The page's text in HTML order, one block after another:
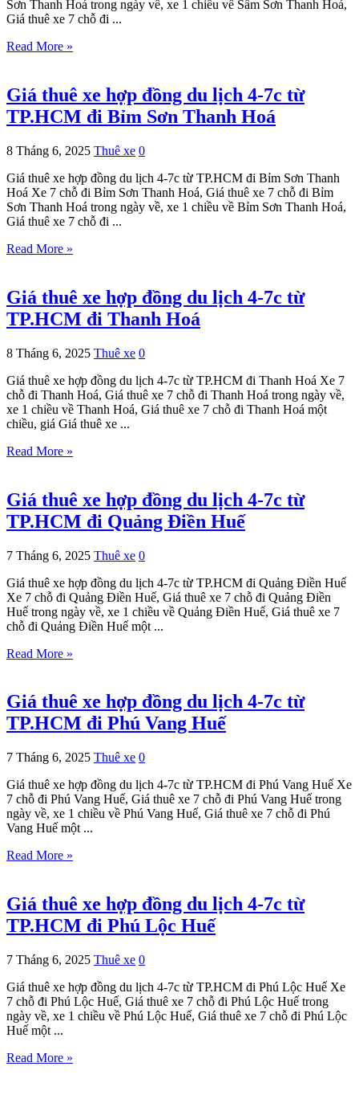
Sơn Thanh Hoá trong ngày về, xe 1 chiều về Sầm Sơn Thanh Hoá,
Giá thuê xe 7 chỗ đi ...
Read More »
Giá thuê xe hợp đồng du lịch 4-7c từ
TP.HCM đi Bỉm Sơn Thanh Hoá
8 Tháng 6, 2025 Thuê xe 0
Giá thuê xe hợp đồng du lịch 4-7c từ TP.HCM đi Bỉm Sơn Thanh
Hoá Xe 7 chỗ đi Bỉm Sơn Thanh Hoá, Giá thuê xe 7 chỗ đi Bỉm
Sơn Thanh Hoá trong ngày về, xe 1 chiều về Bỉm Sơn Thanh Hoá,
Giá thuê xe 7 chỗ đi ...
Read More »
Giá thuê xe hợp đồng du lịch 4-7c từ
TP.HCM đi Thanh Hoá
8 Tháng 6, 2025 Thuê xe 0
Giá thuê xe hợp đồng du lịch 4-7c từ TP.HCM đi Thanh Hoá Xe 7
chỗ đi Thanh Hoá, Giá thuê xe 7 chỗ đi Thanh Hoá trong ngày về,
xe 1 chiều về Thanh Hoá, Giá thuê xe 7 chỗ đi Thanh Hoá một
chiều, giá Giá thuê xe ...
Read More »
Giá thuê xe hợp đồng du lịch 4-7c từ
TP.HCM đi Quảng Điền Huế
7 Tháng 6, 2025 Thuê xe 0
Giá thuê xe hợp đồng du lịch 4-7c từ TP.HCM đi Quảng Điền Huế
Xe 7 chỗ đi Quảng Điền Huế, Giá thuê xe 7 chỗ đi Quảng Điền
Huế trong ngày về, xe 1 chiều về Quảng Điền Huế, Giá thuê xe 7
chỗ đi Quảng Điền Huế một ...
Read More »
Giá thuê xe hợp đồng du lịch 4-7c từ
TP.HCM đi Phú Vang Huế
7 Tháng 6, 2025 Thuê xe 0
Giá thuê xe hợp đồng du lịch 4-7c từ TP.HCM đi Phú Vang Huế Xe
7 chỗ đi Phú Vang Huế, Giá thuê xe 7 chỗ đi Phú Vang Huế trong
ngày về, xe 1 chiều về Phú Vang Huế, Giá thuê xe 7 chỗ đi Phú
Vang Huế một ...
Read More »
Giá thuê xe hợp đồng du lịch 4-7c từ
TP.HCM đi Phú Lộc Huế
7 Tháng 6, 2025 Thuê xe 0
Giá thuê xe hợp đồng du lịch 4-7c từ TP.HCM đi Phú Lộc Huế Xe
7 chỗ đi Phú Lộc Huế, Giá thuê xe 7 chỗ đi Phú Lộc Huế trong
ngày về, xe 1 chiều về Phú Lộc Huế, Giá thuê xe 7 chỗ đi Phú Lộc
Huế một ...
Read More »